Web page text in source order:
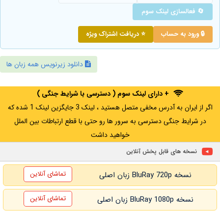
🔄 فعالسازی لینک سوم
🔒 ورود به حساب ⭐ دریافت اشتراک ویژه
دانلود زیرنویس همه زبان ها
+ دارای لینک سوم ( دسترسی با شرایط جنگی )
اگر از ایران به آدرس مخفی متصل هستید ، لینک 3 جایگزین لینک 1 شده که
در شرایط جنگی دسترسی به سرور ها رو حتی با قطع ارتباطات بین الملل
خواهید داشت
نسخه های قابل پخش آنلاین
نسخه BluRay 720p زبان اصلی تماشای آنلاین
نسخه BluRay 1080p زبان اصلی تماشای آنلاین